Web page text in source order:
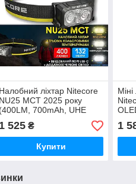
Налобний ліхтар Nitecore
NU25 MCT 2025 року
(400LM, 700mAh, UHE
LED, USB-C, RED Light,
Індикація)
1 525₴
Купити
1